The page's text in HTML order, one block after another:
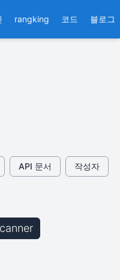
rangking 코드 블로그
API 문서 작성자